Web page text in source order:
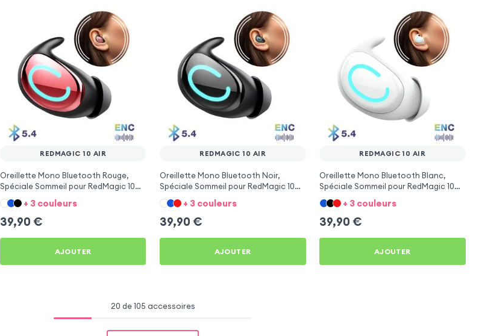
REDMAGIC 10 AIR
Oreillette Mono Bluetooth Rouge,
Spéciale Sommeil pour RedMagic 10
Air
+ 3 couleurs
39,90 €
AJOUTER
REDMAGIC 10 AIR
Oreillette Mono Bluetooth Noir,
Spéciale Sommeil pour RedMagic 10
Air
+ 3 couleurs
39,90 €
AJOUTER
REDMAGIC 10 AIR
Oreillette Mono Bluetooth Blanc,
Spéciale Sommeil pour RedMagic 10
Air
+ 3 couleurs
39,90 €
AJOUTER
20 de 105 accessoires